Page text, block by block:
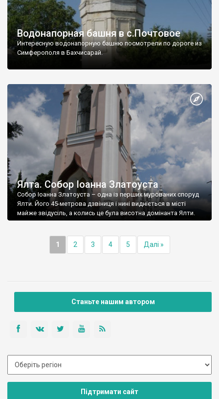
Водонапорная башня в с.Почтовое
Интересную водонапорную башню посмотрели по дороге из
Симферополя в Бахчисарай.
Ялта. Собор Іоанна Златоуста
Собор Іоанна Златоуста – одна із перших мурованих споруд
Ялти. Його 45-метрова дзвіниця і нині видніється в місті
майже звідусіль, а колись це була висотна домінанта Ялти.
1 2 3 4 5 Далі »
Станьте нашим автором
Підтримати сайт